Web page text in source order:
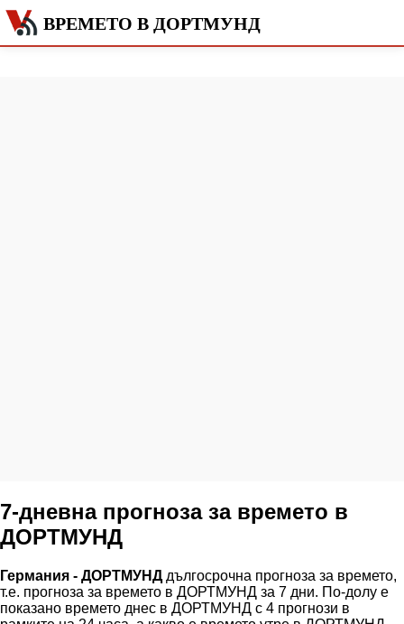
ВРЕМЕТО В ДОРТМУНД
7-дневна прогноза за времето в
ДОРТМУНД
Германия - ДОРТМУНДдългосрочна прогноза за времето,
т.е. прогноза за времето в ДОРТМУНД за 7 дни. По-долу е
показано времето днес в ДОРТМУНД с 4 прогнози в